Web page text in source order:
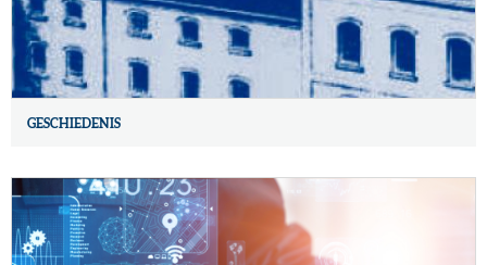
GESCHIEDENIS